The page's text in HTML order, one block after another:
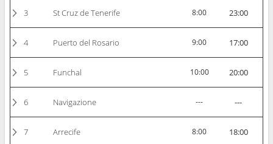
3 St Cruz de Tenerife 8:00 23:00
4 Puerto del Rosario 9:00 17:00
5 Funchal 10:00 20:00
6 Navigazione --- ---
7 Arrecife 8:00 18:00